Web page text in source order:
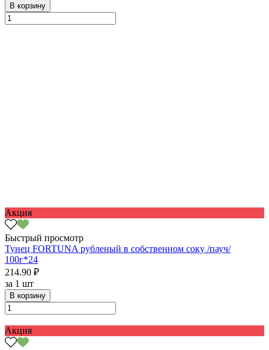
В корзину
Акция
Быстрый просмотр
Тунец FORTUNA рубленый в собственном соку /пауч/
100г*24
214.90 ₽
за 1 шт
В корзину
Акция